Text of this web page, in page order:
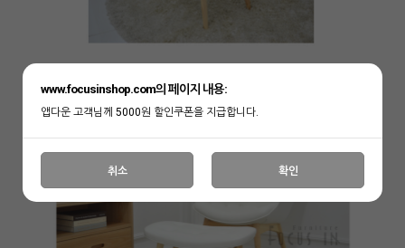
www.focusinshop.com의 페이지 내용:
앱다운 고객님께 5000원 할인쿠폰을 지급합니다.
취소 확인